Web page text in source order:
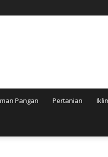
Pangan Pertanian